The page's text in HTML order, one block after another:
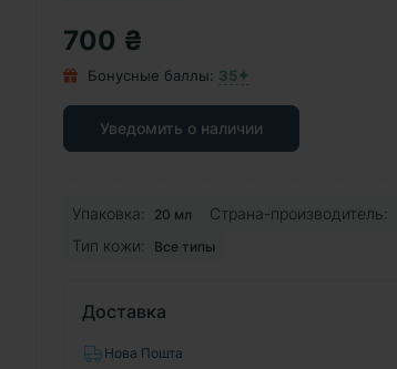
700 ₴
Бонусные баллы: 35✦
Уведомить о наличии
Упаковка: 20 мл Страна-производитель:
Тип кожи: Все типы
Доставка
Нова Пошта